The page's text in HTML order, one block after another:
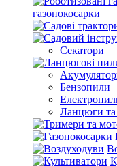
газонокосарки
Секатори
Бензопили
Ланцюги